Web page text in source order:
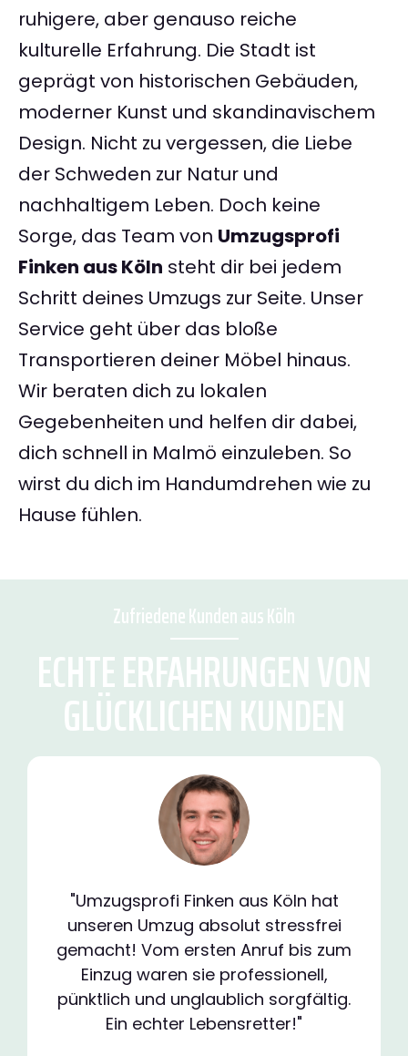
ruhigere, aber genauso reiche
kulturelle Erfahrung. Die Stadt ist
geprägt von historischen Gebäuden,
moderner Kunst und skandinavischem
Design. Nicht zu vergessen, die Liebe
der Schweden zur Natur und
nachhaltigem Leben. Doch keine
Sorge, das Team von Umzugsprofi
Finken aus Köln steht dir bei jedem
Schritt deines Umzugs zur Seite. Unser
Service geht über das bloße
Transportieren deiner Möbel hinaus.
Wir beraten dich zu lokalen
Gegebenheiten und helfen dir dabei,
dich schnell in Malmö einzuleben. So
wirst du dich im Handumdrehen wie zu
Hause fühlen.
Zufriedene Kunden aus Köln
ECHTE ERFAHRUNGEN VON
GLÜCKLICHEN KUNDEN
"Umzugsprofi Finken aus Köln hat
unseren Umzug absolut stressfrei
gemacht! Vom ersten Anruf bis zum
Einzug waren sie professionell,
pünktlich und unglaublich sorgfältig.
Ein echter Lebensretter!"